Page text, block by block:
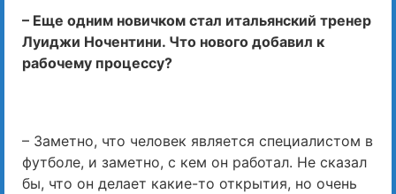
– Еще одним новичком стал итальянский тренер
Луиджи Ночентини. Что нового добавил к
рабочему процессу?
– Заметно, что человек является специалистом в
футболе, и заметно, с кем он работал. Не сказал
бы, что он делает какие-то открытия, но очень